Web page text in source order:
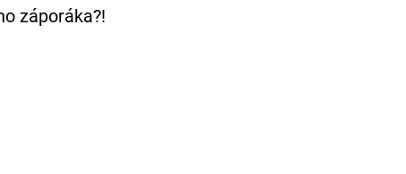
záporáka?!